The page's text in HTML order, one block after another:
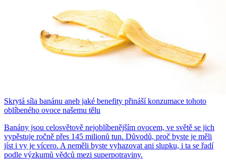
Skrytá síla banánu aneb jaké benefity přináší konzumace tohoto
oblíbeného ovoce našemu tělu
Banány jsou celosvětově nejoblíbenějším ovocem, ve světě se jich
vypěstuje ročně přes 145 milionů tun. Důvodů, proč byste je měli
jíst i vy je vícero. A neměli byste vyhazovat ani slupku, i ta se řadí
podle výzkumů vědců mezi superpotraviny.